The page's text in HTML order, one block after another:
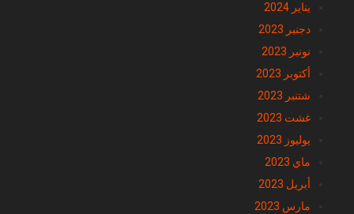
يناير 2024
دجنبر 2023
نونبر 2023
أكتوبر 2023
شتنبر 2023
غشت 2023
يوليوز 2023
ماي 2023
أبريل 2023
مارس 2023